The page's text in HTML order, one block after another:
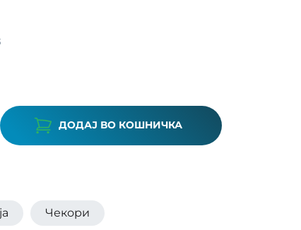
ДОДАЈ ВО КОШНИЧКА
Чекори